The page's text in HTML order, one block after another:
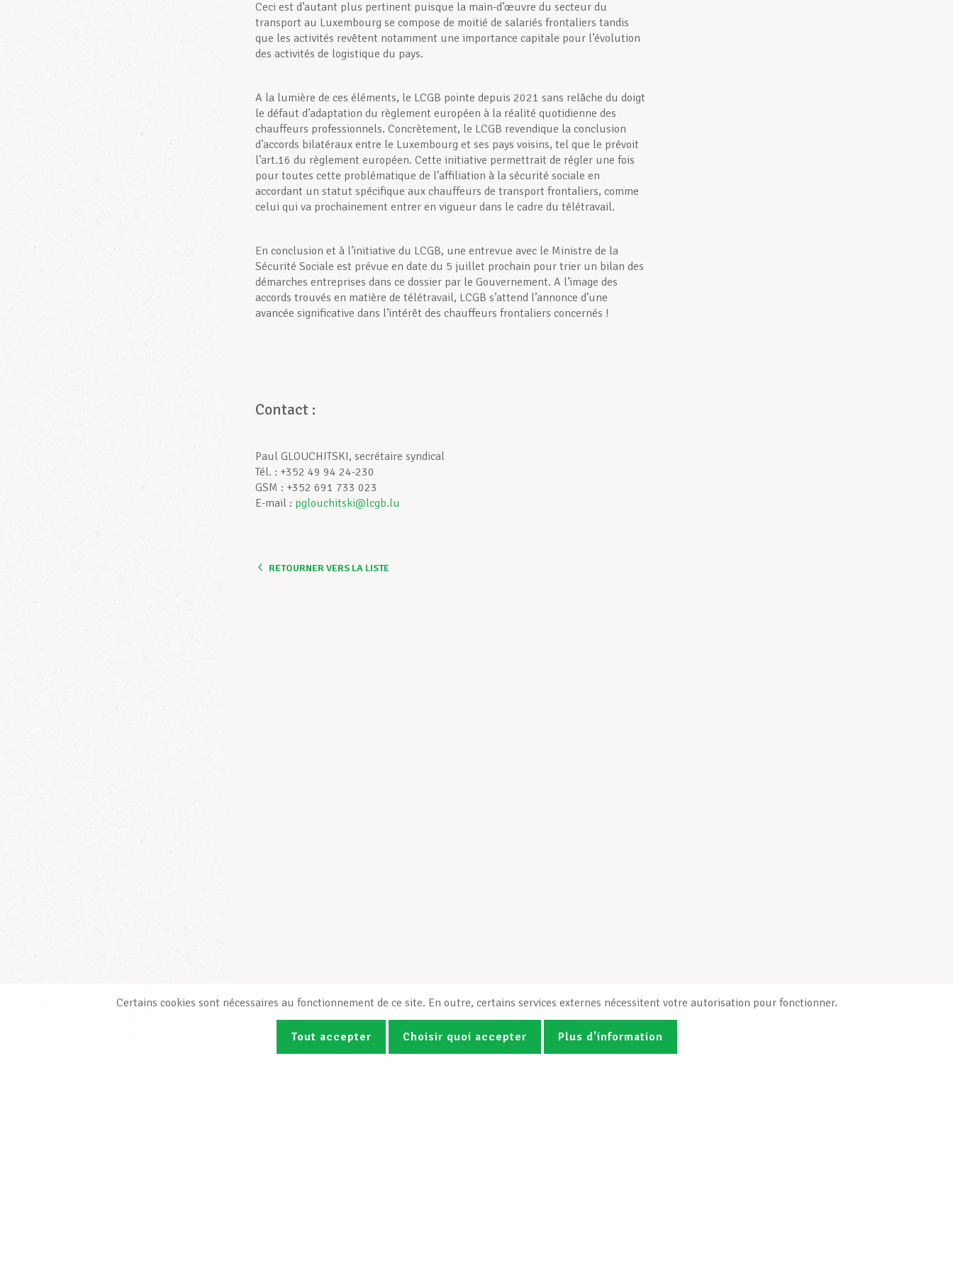
Ceci est d’autant plus pertinent puisque la main-d’œuvre du secteur du
transport au Luxembourg se compose de moitié de salariés frontaliers tandis
que les activités revêtent notamment une importance capitale pour l’évolution
des activités de logistique du pays.
A la lumière de ces éléments, le LCGB pointe depuis 2021 sans relâche du doigt
le défaut d’adaptation du règlement européen à la réalité quotidienne des
chauffeurs professionnels. Concrètement, le LCGB revendique la conclusion
d’accords bilatéraux entre le Luxembourg et ses pays voisins, tel que le prévoit
l’art.16 du règlement européen. Cette initiative permettrait de régler une fois
pour toutes cette problématique de l’affiliation à la sécurité sociale en
accordant un statut spécifique aux chauffeurs de transport frontaliers, comme
celui qui va prochainement entrer en vigueur dans le cadre du télétravail.
En conclusion et à l’initiative du LCGB, une entrevue avec le Ministre de la
Sécurité Sociale est prévue en date du 5 juillet prochain pour trier un bilan des
démarches entreprises dans ce dossier par le Gouvernement. A l’image des
accords trouvés en matière de télétravail, LCGB s’attend l’annonce d’une
avancée significative dans l’intérêt des chauffeurs frontaliers concernés !
Contact :
Paul GLOUCHITSKI, secrétaire syndical
Tél. : +352 49 94 24-230
GSM : +352 691 733 023
E-mail : pglouchitski@lcgb.lu
RETOURNER VERS LA LISTE
Certains cookies sont nécessaires au fonctionnement de ce site. En outre, certains services externes nécessitent votre autorisation pour fonctionner.
Tout accepter Choisir quoi accepter Plus d'information